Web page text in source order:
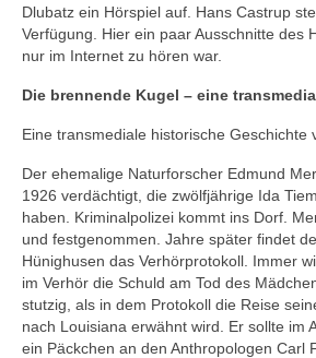
Dlubatz ein Hörspiel auf. Hans Castrup
Verfügung. Hier ein paar Ausschnitte des
nur im Internet zu hören war.
Die brennende Kugel – eine
Eine transmediale historische Geschichte
Der ehemalige Naturforscher Edmund
1926 verdächtigt, die zwölfjährige Ida
haben. Kriminalpolizei kommt ins Dorf.
und festgenommen. Jahre später findet
Hünighusen das Verhörprotokoll. Immer
im Verhör die Schuld am Tod des
stutzig, als in dem Protokoll die Reise
nach Louisiana erwähnt wird. Er sollte im
ein Päckchen an den Anthropologen Carl